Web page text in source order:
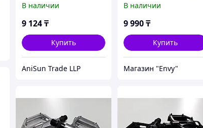
В наличии
9 124₸
Купить
AniSun Trade LLP
Оригинал.
В наличии
9 990₸
Купить
Магазин "Envy"